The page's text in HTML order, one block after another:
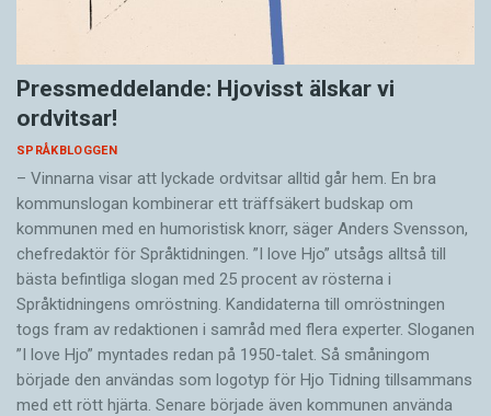
Pressmeddelande: Hjovisst älskar vi
ordvitsar!
SPRÅKBLOGGEN
– Vinnarna visar att lyckade ordvitsar alltid går hem. En bra
kommunslogan kombinerar ett träffsäkert budskap om
kommunen med en humoristisk knorr, säger Anders Svensson,
chefredaktör för Språktidningen. ”I love Hjo” utsågs alltså till
bästa befintliga slogan med 25 procent av rösterna i
Språktidningens omröstning. Kandidaterna till omröstningen
togs fram av redaktionen i samråd med flera experter. Sloganen
”I love Hjo” myntades redan på 1950-talet. Så småningom
började den användas som logotyp för Hjo Tidning tillsammans
med ett rött hjärta. Senare började även kommunen använda